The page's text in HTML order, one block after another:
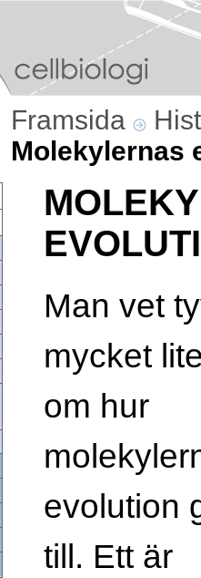
Framsida
Molekylernas
Man vet
mycket
om hur
evolution
till. Ett är